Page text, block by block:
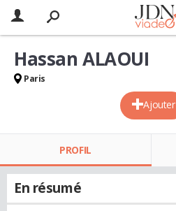
Ajouter
Hassan ALAOUI
Paris
PROFIL
En résumé